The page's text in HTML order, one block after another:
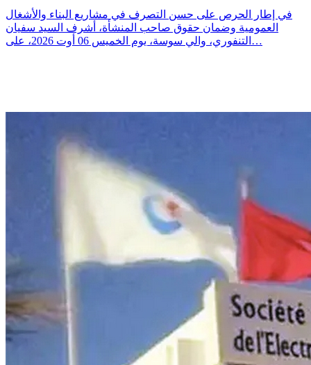
في إطار الحرص على حسن التصرف في مشاريع البناء والأشغال
العمومية وضمان حقوق صاحب المنشأة، أشرف السيد سفيان
التنفوري، والي سوسة، يوم الخميس 06 أوت 2026، على…